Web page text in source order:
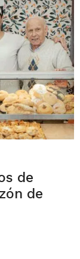
de
de